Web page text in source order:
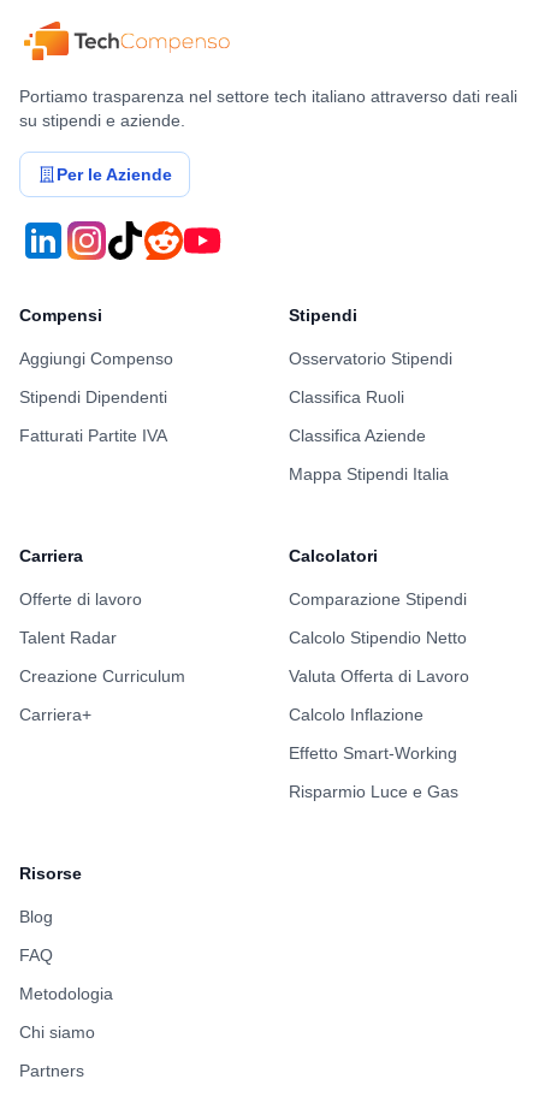
Portiamo trasparenza nel settore tech italiano attraverso dati reali
su stipendi e aziende.
Per le Aziende
Compensi
Aggiungi Compenso
Stipendi Dipendenti
Fatturati Partite IVA
Stipendi
Osservatorio Stipendi
Classifica Ruoli
Classifica Aziende
Mappa Stipendi Italia
Carriera
Offerte di lavoro
Talent Radar
Creazione Curriculum
Carriera+
Calcolatori
Comparazione Stipendi
Calcolo Stipendio Netto
Valuta Offerta di Lavoro
Calcolo Inflazione
Effetto Smart-Working
Risparmio Luce e Gas
Risorse
Blog
FAQ
Metodologia
Chi siamo
Partners